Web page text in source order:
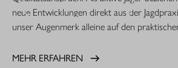
MEHR ERFAHREN
neue Entwicklungen direkt aus der
unser Augenmerk alleine auf den
MEHR ERFAHREN